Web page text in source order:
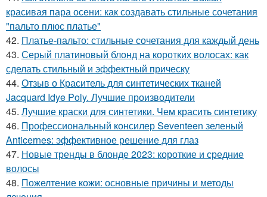
красивая пара осени: как создавать стильные сочетания
"пальто плюс платье"
42. Платье-пальто: стильные сочетания для каждый день
43. Серый платиновый блонд на коротких волосах: как
сделать стильный и эффектный прическу
44. Отзыв о Краситель для синтетических тканей
Jacquard Idye Poly. Лучшие производители
45. Лучшие краски для синтетики. Чем красить синтетику
46. Профессиональный консилер Seventeen зеленый
Anticernes: эффективное решение для глаз
47. Новые тренды в блонде 2023: короткие и средние
волосы
48. Пожелтение кожи: основные причины и методы